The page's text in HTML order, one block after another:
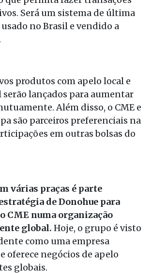
Será um sistema de última
usado no Brasil e vendido a
produtos com apelo local e
lançados para aumentar
Além disso, o CME e
são parceiros preferenciais na
em outras bolsas do
várias praças é parte
de Donohue para
CME numa organização
global. Hoje, o grupo é visto
como uma empresa
oferece negócios de apelo
globais.